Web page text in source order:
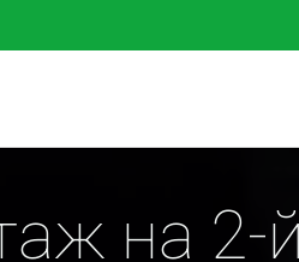
на 2-й